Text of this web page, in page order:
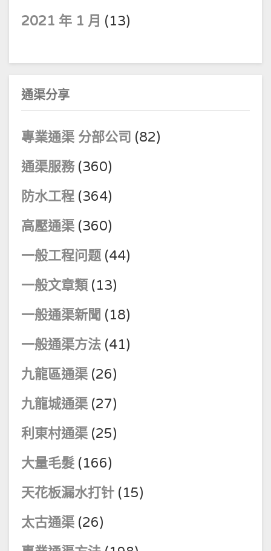
2021 年 1 月 (13)
通渠分享
專業通渠 分部公司 (82)
通渠服務 (360)
防水工程 (364)
高壓通渠 (360)
一般工程问题 (44)
一般文章類 (13)
一般通渠新聞 (18)
一般通渠方法 (41)
九龍區通渠 (26)
九龍城通渠 (27)
利東村通渠 (25)
大量毛髮 (166)
天花板漏水打针 (15)
太古通渠 (26)